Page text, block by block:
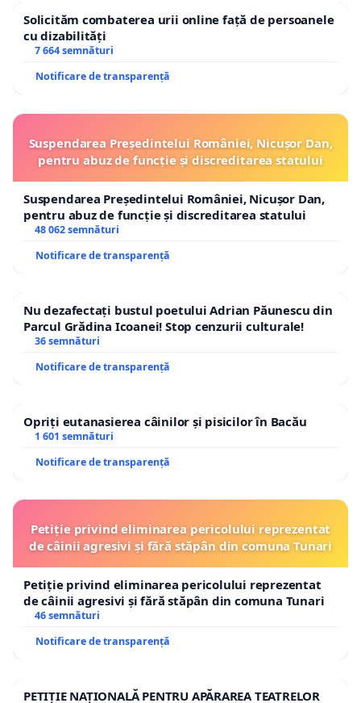
Solicităm combaterea urii online față de persoanele
cu dizabilități
7 664 semnături
Notificare de transparență
Suspendarea Președintelui României, Nicușor Dan,
pentru abuz de funcție și discreditarea statului
Suspendarea Președintelui României, Nicușor Dan,
pentru abuz de funcție și discreditarea statului
48 062 semnături
Notificare de transparență
Nu dezafectați bustul poetului Adrian Păunescu din
Parcul Grădina Icoanei! Stop cenzurii culturale!
36 semnături
Notificare de transparență
Opriți eutanasierea câinilor și pisicilor în Bacău
1 601 semnături
Notificare de transparență
Petiție privind eliminarea pericolului reprezentat
de câinii agresivi și fără stăpân din comuna Tunari
Petiție privind eliminarea pericolului reprezentat
de câinii agresivi și fără stăpân din comuna Tunari
46 semnături
Notificare de transparență
PETIȚIE NAȚIONALĂ PENTRU APĂRAREA TEATRELOR